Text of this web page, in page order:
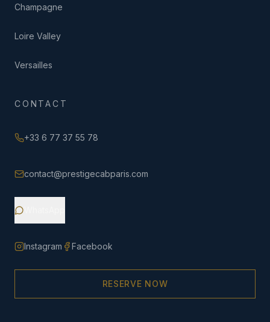
Champagne
Loire Valley
Versailles
CONTACT
+33 6 77 37 55 78
contact@prestigecabparis.com
Instagram Facebook
RESERVE NOW